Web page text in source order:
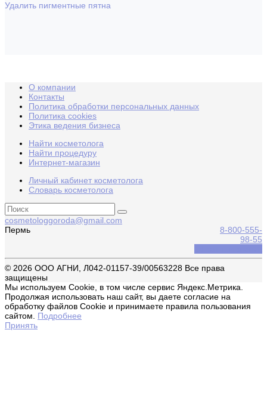
Удалить пигментные пятна
О компании
Контакты
Политика обработки персональных данных
Политика cookies
Этика ведения бизнеса
Найти косметолога
Найти процедуру
Интернет-магазин
Личный кабинет косметолога
Словарь косметолога
cosmetologgoroda@gmail.com
Пермь
8-800-555-
98-55
© 2026 ООО АГНИ, Л042-01157-39/00563228 Все права
защищены
Мы используем Cookie, в том числе сервис Яндекс.Метрика.
Продолжая использовать наш сайт, вы даете согласие на
обработку файлов Cookie и принимаете правила пользования
сайтом. Подробнее
Принять